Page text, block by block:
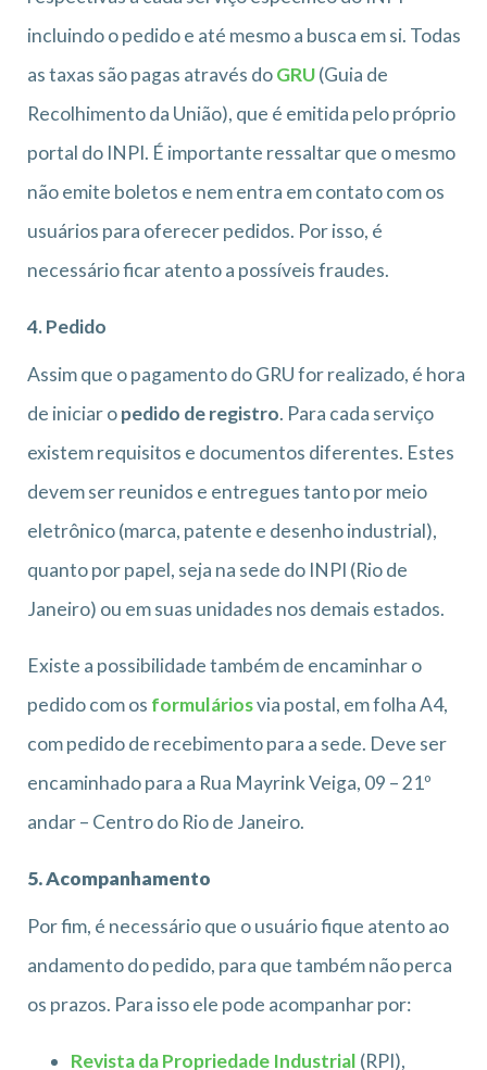
incluindo o pedido e até mesmo a busca em si. Todas
as taxas são pagas através doGRU(Guia de
Recolhimento da União), que é emitida pelo próprio
portal do INPI. É importante ressaltar que o mesmo
não emite boletos e nem entra em contato com os
usuários para oferecer pedidos. Por isso, é
necessário ficar atento a possíveis fraudes.
4. Pedido
Assim que o pagamento do GRU for realizado, é hora
de iniciar opedido de registro. Para cada serviço
existem requisitos e documentos diferentes. Estes
devem ser reunidos e entregues tanto por meio
eletrônico (marca, patente e desenho industrial),
quanto por papel, seja na sede do INPI (Rio de
Janeiro) ou em suas unidades nos demais estados.
Existe a possibilidade também de encaminhar o
pedido com os formuláriosvia postal, em folha A4,
com pedido de recebimento para a sede. Deve ser
encaminhado para a Rua Mayrink Veiga, 09 – 21º
andar – Centro do Rio de Janeiro.
5. Acompanhamento
Por fim, é necessário que o usuário fique atento ao
andamento do pedido, para que também não perca
os prazos. Para isso ele pode acompanhar por:
Revista da Propriedade Industrial (RPI),